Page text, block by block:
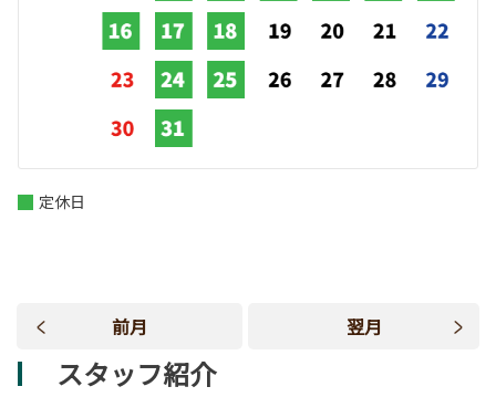
前月 翌月
定休日
スタッフ紹介